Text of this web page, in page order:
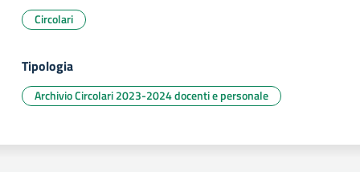
Circolari
Tipologia
Archivio Circolari 2023-2024 docenti e personale